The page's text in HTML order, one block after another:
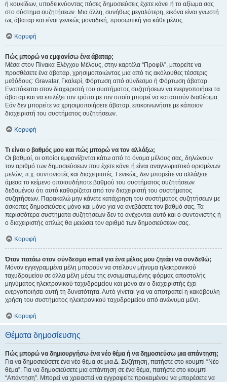
ή κουκίδων, υποδεικνύοντας πόσες δημοσιεύσεις έχετε κάνει ή το αξίωμα σας
στο σύστημα συζητήσεων. Μια άλλη, συνήθως μεγαλύτερη, εικόνα είναι γνωστή
ως άβαταρ και είναι γενικώς μοναδική, προσωπική για κάθε μέλος.
Κορυφή
Πώς μπορώ να εμφανίσω ένα άβαταρ;
Μέσα στον Πίνακα Ελέγχου Μέλους, στην καρτέλα “Προφίλ”, μπορείτε να
προσθέσετε ένα άβαταρ, χρησιμοποιώντας μια από τις ακόλουθες τέσσερις
μεθόδους: Gravatar, Γκαλερί, Φόρτωση από σύνδεσμο ή Φόρτωση άβαταρ.
Εναπόκειται στον διαχειριστή του συστήματος συζητήσεων να ενεργοποιήσει τα
άβαταρ και να επιλέξει τον τρόπο με τον οποίο μπορεί να καταστούν διαθέσιμα.
Εάν δεν μπορείτε να χρησιμοποιήσετε άβαταρ, επικοινωνήστε με κάποιον
διαχειριστή του συστήματος συζητήσεων.
Κορυφή
Τι είναι ο βαθμός μου και πώς μπορώ να τον αλλάξω;
Οι βαθμοί, οι οποίοι εμφανίζονται κάτω από το όνομα μέλους σας, δηλώνουν
τον αριθμό των δημοσιεύσεων που έχετε κάνει ή είναι αναγνωριστικό ορισμένων
μελών, π.χ. συντονιστές και διαχειριστές. Γενικώς, δεν μπορείτε να αλλάξετε
άμεσα το κείμενο οποιουδήποτε βαθμού του συστήματος συζητήσεων
δεδομένου ότι αυτό καθορίζεται από τον διαχειριστή του συστήματος
συζητήσεων. Παρακαλώ μην κάνετε κατάχρηση του συστήματος συζητήσεων με
άσκοπες δημοσιεύσεις μόνο και μόνο για να ανεβάσετε τον βαθμό σας. Τα
περισσότερα συστήματα συζητήσεων δεν το ανέχονται αυτό και ο συντονιστής ή
ο διαχειριστής απλώς θα μειώσει τον αριθμό των δημοσιεύσεων σας.
Κορυφή
Όταν πατάω στον σύνδεσμο email για ένα μέλος μου ζητάει να συνδεθώ;
Μόνον εγγεγραμμένα μέλη μπορούν να στείλουν μήνυμα ηλεκτρονικού
ταχυδρομείου σε άλλα μέλη μέσω της ενσωματωμένης φόρμας αποστολής
μηνύματος ηλεκτρονικού ταχυδρομείου και μόνο αν ο διαχειριστής έχει
ενεργοποιήσει αυτή τη δυνατότητα. Αυτό γίνεται για να αποτραπεί η κακόβουλη
χρήση του συστήματος ηλεκτρονικού ταχυδρομείου από ανώνυμα μέλη.
Κορυφή
Θέματα δημοσίευσης
Πώς μπορώ να δημιουργήσω ένα νέο θέμα ή να δημοσιεύσω μια απάντηση;
Για να δημοσιεύσετε ένα νέο θέμα σε μια Δ. Συζήτηση, πατήστε στο κουμπί “Νέο
θέμα”. Για να δημοσιεύσετε μια απάντηση σε ένα θέμα, πατήστε στο κουμπί
“Απάντηση”. Μπορεί να χρειαστεί να εγγραφείτε προκειμένου να μπορέσετε να